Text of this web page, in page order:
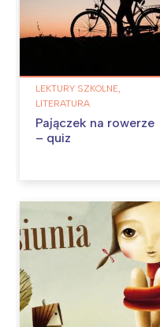
LEKTURY SZKOLNE,
LITERATURA
Pajączek na rowerze
– quiz